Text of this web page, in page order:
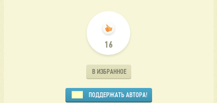
16
В ИЗБРАННОЕ
ПОДДЕРЖАТЬ АВТОРА!